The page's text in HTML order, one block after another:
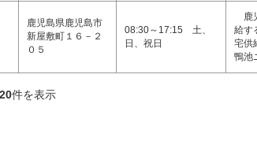
鹿児島県鹿児島市
新屋敷町１６－２
０５
08:30～17:15 土、
日、祝日
鹿
給す
宅供
鴨池
件を表示